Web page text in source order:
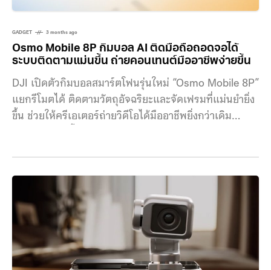
GADGET 3 months ago
Osmo Mobile 8P กิมบอล AI ติดมือถือถอดจอได้
ระบบติดตามแม่นขึ้น ถ่ายคอนเทนต์มืออาชีพง่ายขึ้น
DJI เปิดตัวกิมบอลสมาร์ตโฟนรุ่นใหม่ “Osmo Mobile 8P”
แยกรีโมตได้ ติดตามวัตถุอัจฉริยะและจัดเฟรมที่แม่นยำยิ่ง
ขึ้น ช่วยให้ครีเอเตอร์ถ่ายวิดีโอได้มืออาชีพยิ่งกว่าเดิม
มุมกล้อง หรือการควบคุมการซูมและการเคลื่อนไหวของกิม
บอลผ่านจอยสติ๊กในตัว โดยหน้าจอของรีโมทยังสามารถ
แสดงภาพจากสมาร์ทโฟนได้แบบเรียลไทม์อีกด้วย Osmo
Mobile 8P ยังมาพร้อมระบบติดตามวัตถุเวอร์ชันใหม่
ActiveTrack 8.0 ที่พัฒนาความสามารถให้ติดตามวัตถุได้
แม่นยำและลื่นไหลมากขึ้น แม้อยู่ในสถานการณ์ที่ซับซ้อน